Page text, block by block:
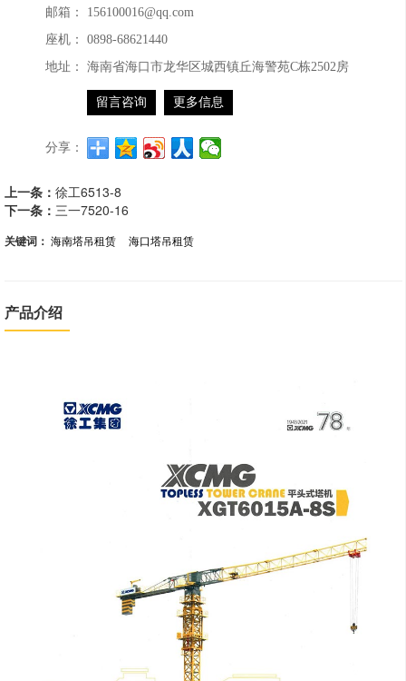
邮箱：
156100016@qq.com
座机：
0898-68621440
地址：
海南省海口市龙华区城西镇丘海警苑C栋2502房
留言咨询 更多信息
分享：
上一条： 徐工6513-8
下一条： 三一7520-16
关键词： 海南塔吊租赁 海口塔吊租赁
产品介绍